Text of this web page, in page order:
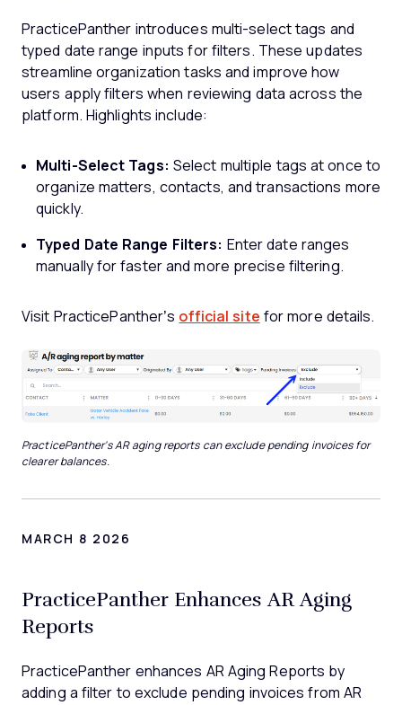
PracticePanther introduces multi-select tags and
typed date range inputs for filters. These updates
streamline organization tasks and improve how
users apply filters when reviewing data across the
platform. Highlights include:
Multi-Select Tags: Select multiple tags at once to
organize matters, contacts, and transactions more
quickly.
Typed Date Range Filters: Enter date ranges
manually for faster and more precise filtering.
Visit PracticePanther’s official site for more details.
PracticePanther's AR aging reports can exclude pending invoices for
clearer balances.
MARCH 8 2026
PracticePanther Enhances AR Aging
Reports
PracticePanther enhances AR Aging Reports by
adding a filter to exclude pending invoices from AR